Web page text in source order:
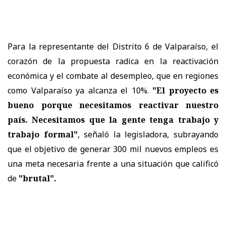
Para la representante del Distrito 6 de Valparaíso, el
corazón de la propuesta radica en la reactivación
económica y el combate al desempleo, que en regiones
como Valparaíso ya alcanza el 10%. "El proyecto es
bueno porque necesitamos reactivar nuestro
país. Necesitamos que la gente tenga trabajo y
trabajo formal", señaló la legisladora, subrayando
que el objetivo de generar 300 mil nuevos empleos es
una meta necesaria frente a una situación que calificó
de "brutal".